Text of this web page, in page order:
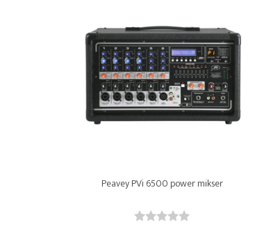
Peavey PVi 6500 power mikser